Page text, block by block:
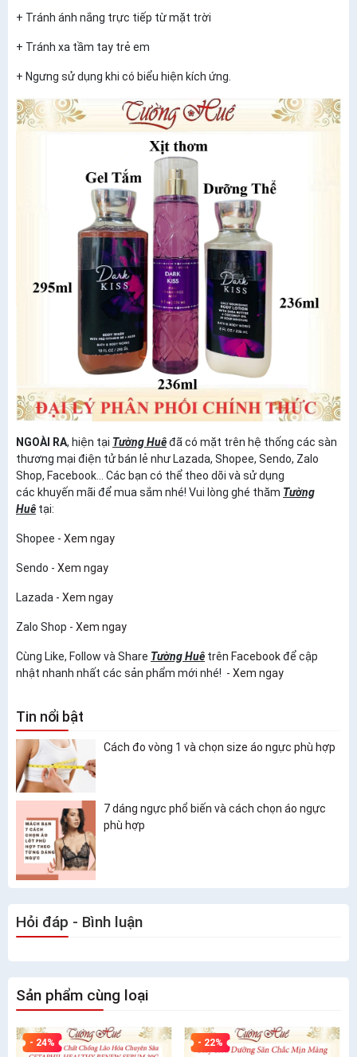
+ Tránh ánh nắng trực tiếp từ mặt trời
+ Tránh xa tầm tay trẻ em
+ Ngưng sử dụng khi có biểu hiện kích ứng.
NGOÀI RA, hiện tại Tường Huêđã có mặt trên hệ thống các sàn
thương mại điện tử bán lẻ như Lazada, Shopee, Sendo, Zalo
Shop, Facebook... Các bạn có thể theo dõi và sử dụng
các khuyến mãi để mua sắm nhé! Vui lòng ghé thăm Tường
Huê tại:
Shopee - Xem ngay
Sendo - Xem ngay
Lazada - Xem ngay
Zalo Shop - Xem ngay
Cùng Like, Follow và Share Tường Huê trên Facebookđể cập
nhật nhanh nhất các sản phẩm mới nhé! - Xem ngay
Tin nổi bật
Cách đo vòng 1 và chọn size áo ngực phù hợp
7 dáng ngực phổ biến và cách chọn áo ngực
phù hợp
Hỏi đáp - Bình luận
Sản phẩm cùng loại
- 24% - 22%